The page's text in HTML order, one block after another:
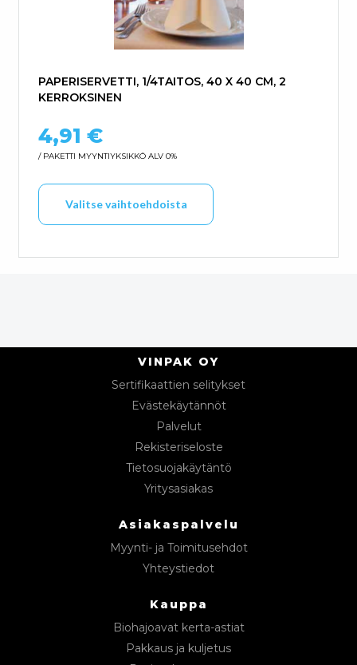
PAPERISERVETTI, 1/4TAITOS, 40 X 40 CM, 2
KERROKSINEN
4,91 €
/ PAKETTI MYYNTIYKSIKKÖ ALV 0%
Valitse vaihtoehdoista
Tällä tuotteella on
VINPAK OY
Sertifikaattien selitykset
Evästekäytännöt
Palvelut
Rekisteriseloste
Tietosuojakäytäntö
Yritysasiakas
Asiakaspalvelu
Myynti- ja Toimitusehdot
Yhteystiedot
Kauppa
Biohajoavat kerta-astiat
Pakkaus ja kuljetus